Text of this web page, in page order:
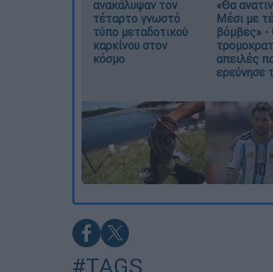
ανακάλυψαν τον
τέταρτο γνωστό
τύπο μεταδοτικού
καρκίνου στον
κόσμο
«Θα
Μέσι με
βόμβες» -
απειλές
ερεύνησε
#TAGS